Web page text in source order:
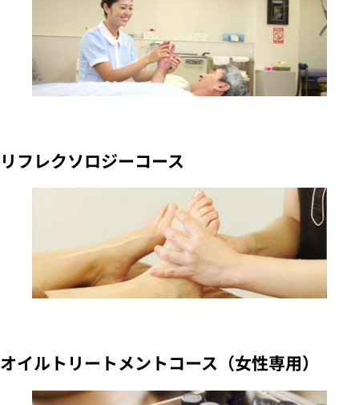
リフレクソロジーコース
オイルトリートメントコース（女性専用）